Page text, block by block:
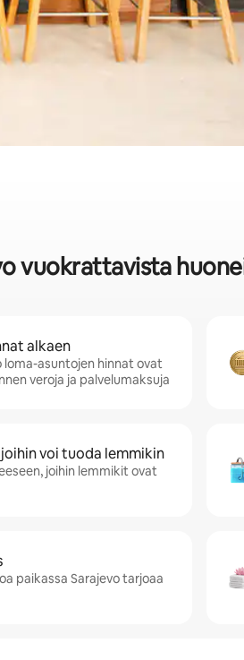
vuokrattavista
alkaen
loma-asuntojen hinnat ovat
veroja ja palvelumaksuja
voi tuoda lemmikin
joihin lemmikit ovat
paikassa Sarajevo tarjoaa